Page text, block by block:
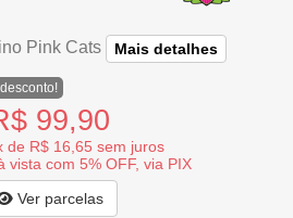
Pink Cats Mais detalhes
99,90
de R$ 16,65 sem juros
vista com 5% OFF, via PIX
Ver parcelas